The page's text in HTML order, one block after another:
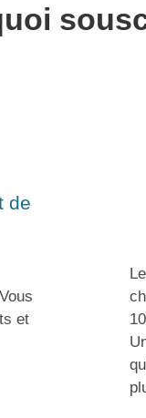
de
et